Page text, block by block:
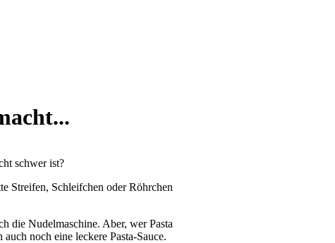
schwer ist?
Streifen, Schleifchen oder Röhrchen
die Nudelmaschine. Aber, wer Pasta
noch eine leckere Pasta-Sauce.